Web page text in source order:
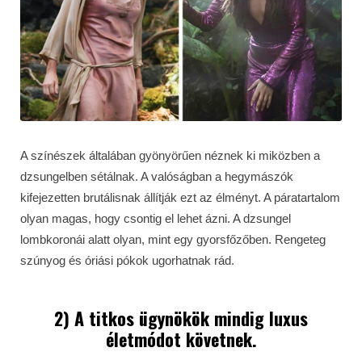
A színészek általában gyönyörűen néznek ki miközben a
dzsungelben sétálnak. A valóságban a hegymászók
kifejezetten brutálisnak állítják ezt az élményt. A páratartalom
olyan magas, hogy csontig el lehet ázni. A dzsungel
lombkoronái alatt olyan, mint egy gyorsfőzőben. Rengeteg
szúnyog és óriási pókok ugorhatnak rád.
2) A titkos ügynökök mindig luxus
életmódot követnek.